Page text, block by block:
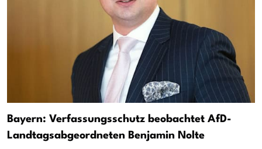
Bayern: Verfassungsschutz beobachtet AfD-
Landtagsabgeordneten Benjamin Nolte